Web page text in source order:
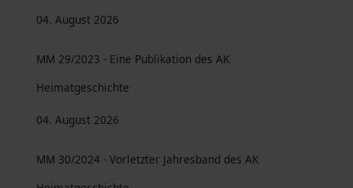
04. August 2026
MM 29/2023 - Eine Publikation des AK
Heimatgeschichte
04. August 2026
MM 30/2024 - Vorletzter Jahresband des AK